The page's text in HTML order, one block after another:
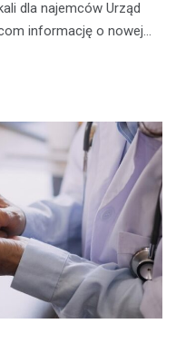
dla najemców Urząd
informację o nowej…